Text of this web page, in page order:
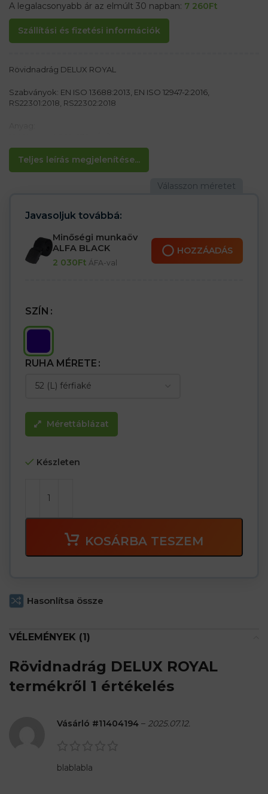
A legalacsonyabb ár az elmúlt 30 napban: 7 260Ft
Szállítási és fizetési információk
Teljes leírás megjelenítése...
Rövidnadrág DELUX ROYAL
Szabványok: EN ISO 13688:2013, EN ISO 12947-2:2016,
RS22301:2018, RS22302:2018
Jellemzők:
– Rögzítés gombokkal
– Elasztikus derékrész a jobb illeszkedésért
– Két oldalzseb, két hátsó zseb, szerszámzseb
Javasoljuk továbbá:
Minőségi munkaöv
ALFA BLACK
2 030Ft ÁFA-val
HOZZÁADÁS
SZÍN
RUHA MÉRETE
Mérettáblázat
Készleten
KOSÁRBA TESZEM
Hasonlítsa össze
VÉLEMÉNYEK (1)
Rövidnadrág DELUX ROYAL
termékről 1 értékelés
Vásárló #11404194 – 2025.07.12.
blablabla